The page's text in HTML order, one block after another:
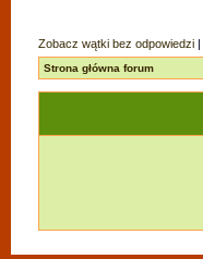
Zobacz wątki bez odpowiedzi |
Strona główna forum